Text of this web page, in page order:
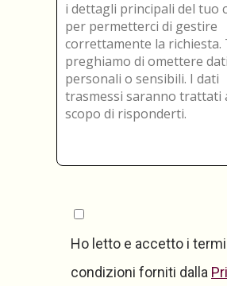
Ho letto e accetto i
condizioni forniti dalla